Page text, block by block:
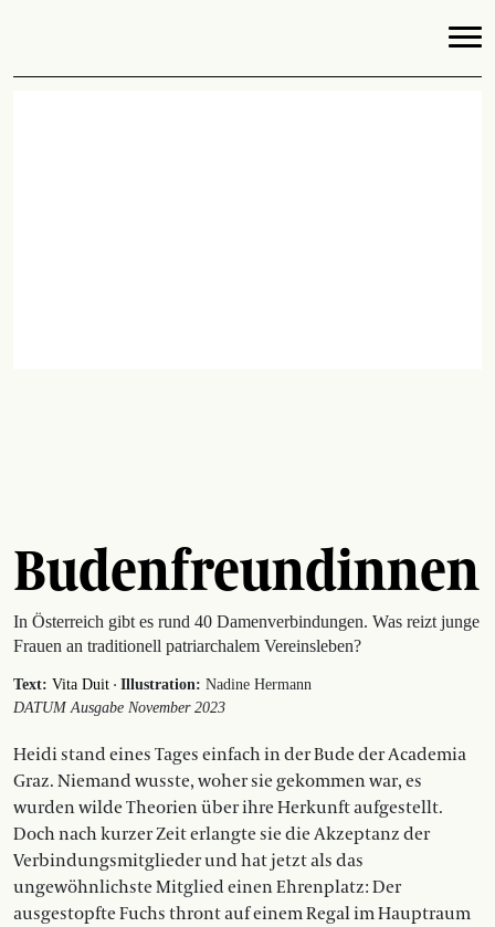
Budenfreundinnen
In Österreich gibt es rund 40 Damenverbindungen. Was reizt junge
Frauen an traditionell patriarchalem Vereinsleben?
Text: Vita Duit · Illustration: Nadine Hermann
DATUM Ausgabe November 2023
Heidi stand eines Tages einfach in der Bude der Academia
Graz. Niemand wusste, woher sie gekommen war, es
wurden wilde Theorien über ihre Herkunft aufgestellt.
Doch nach kurzer Zeit erlangte sie die Akzeptanz der
Verbindungsmitglieder und hat jetzt als das
ungewöhnlichste Mitglied einen Ehrenplatz: Der
ausgestopfte Fuchs thront auf einem Regal im Hauptraum